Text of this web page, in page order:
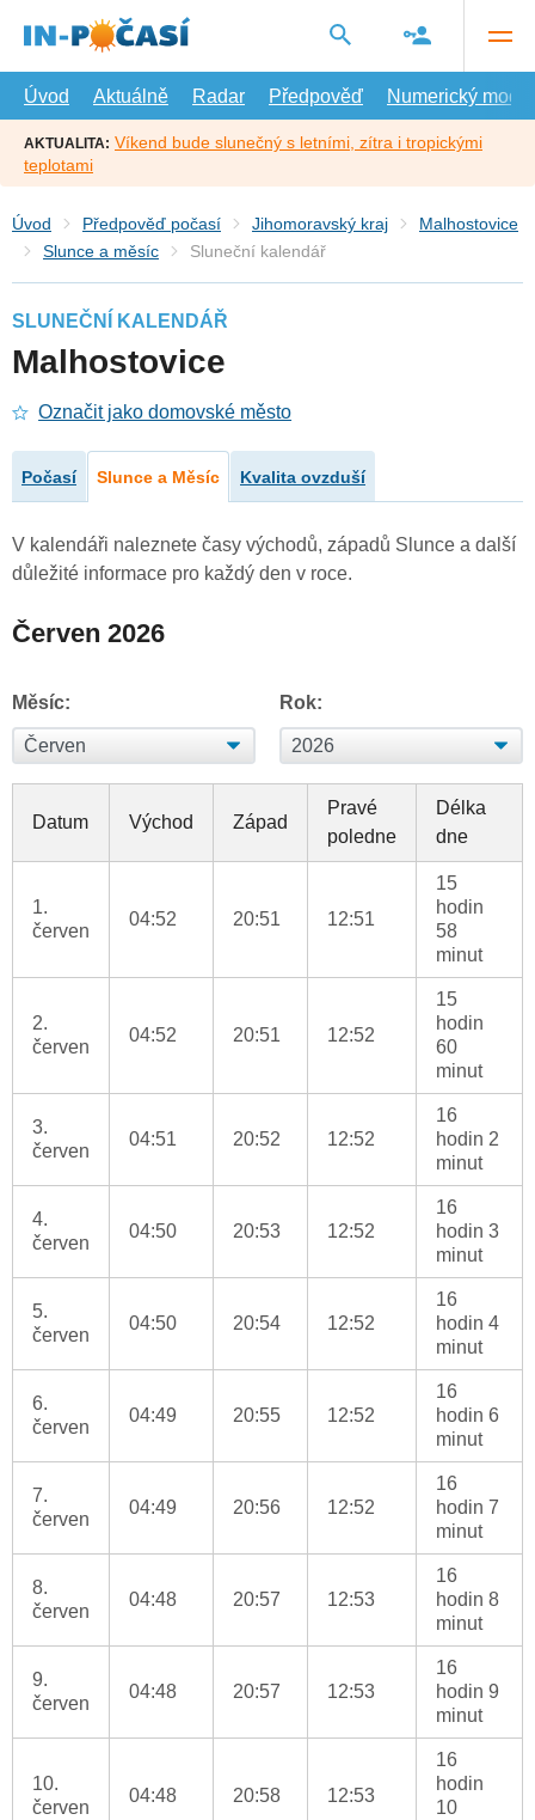
hlavní
Úvod
Aktuálně Radar Předpověď Numerický model
AKTUALITA: Víkend bude slunečný s letními, zítra i tropickými
teplotami
Úvod Předpověď počasí Jihomoravský kraj
Malhostovice
Slunce a měsíc
Sluneční kalendář
SLUNEČNÍ KALENDÁŘ
Malhostovice
Označit jako domovské město
Počasí Slunce a Měsíc Kvalita ovzduší
V kalendáři naleznete časy východů, západů Slunce a další
důležité informace pro každý den v roce.
Červen 2026
Měsíc: Rok:
Datum Východ Západ
Pravé
poledne
Délka
dne
1.
červen
04:52 20:51 12:51
15
hodin
58
minut
2.
červen
04:52 20:51 12:52
15
hodin
60
minut
3.
červen
04:51 20:52 12:52
16
hodin 2
minut
4.
červen
04:50 20:53 12:52
16
hodin 3
minut
5.
červen
04:50 20:54 12:52
16
hodin 4
minut
6.
červen
04:49 20:55 12:52
16
hodin 6
minut
7.
červen
04:49 20:56 12:52
16
hodin 7
minut
8.
červen
04:48 20:57 12:53
16
hodin 8
minut
9.
červen
04:48 20:57 12:53
16
hodin 9
minut
10.
červen
04:48 20:58 12:53
16
hodin
10